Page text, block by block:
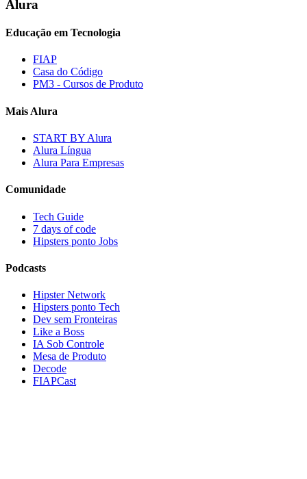
Alura
Educação em Tecnologia
FIAP
Casa do Código
PM3 - Cursos de Produto
Mais Alura
START BY Alura
Alura Língua
Alura Para Empresas
Comunidade
Tech Guide
7 days of code
Hipsters ponto Jobs
Podcasts
Hipster Network
Hipsters ponto Tech
Dev sem Fronteiras
Like a Boss
IA Sob Controle
Mesa de Produto
Decode
FIAPCast